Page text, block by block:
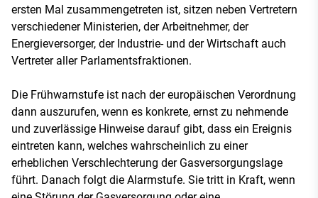
ersten Mal zusammengetreten ist, sitzen neben Vertretern
verschiedener Ministerien, der Arbeitnehmer, der
Energieversorger, der Industrie- und der Wirtschaft auch
Vertreter aller Parlamentsfraktionen.
Die Frühwarnstufe ist nach der europäischen Verordnung
dann auszurufen, wenn es konkrete, ernst zu nehmende
und zuverlässige Hinweise darauf gibt, dass ein Ereignis
eintreten kann, welches wahrscheinlich zu einer
erheblichen Verschlechterung der Gasversorgungslage
führt. Danach folgt die Alarmstufe. Sie tritt in Kraft, wenn